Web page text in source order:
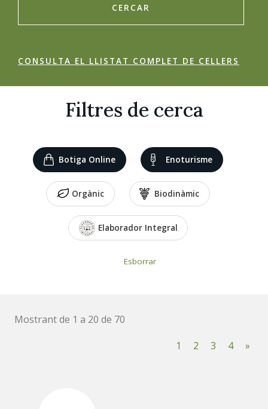
CERCAR
CONSULTA EL LLISTAT COMPLET DE CELLERS
Filtres de cerca
Botiga Online Enoturisme
Orgànic Biodinàmic
Elaborador Integral
Esborrar
Mostrant de 1 a 20 de 70
1
2 3 4 »